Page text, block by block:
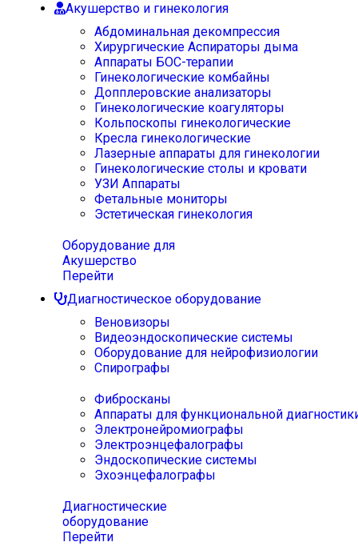
Акушерство и гинекология
Абдоминальная декомпрессия
Хирургические Аспираторы дыма
Аппараты БОС-терапии
Гинекологические комбайны
Допплеровские анализаторы
Гинекологические коагуляторы
Кольпоскопы гинекологические
Кресла гинекологические
Лазерные аппараты для гинекологии
Гинекологические столы и кровати
УЗИ Аппараты
Фетальные мониторы
Эстетическая гинекология
Оборудование для
Акушерство
Перейти
Диагностическое оборудование
Веновизоры
Видеоэндоскопические системы
Оборудование для нейрофизиологии
Спирографы
Фибросканы
Аппараты для функциональной
Электронейромиографы
Электроэнцефалографы
Эндоскопические системы
Эхоэнцефалографы
Диагностические
оборудование
Перейти